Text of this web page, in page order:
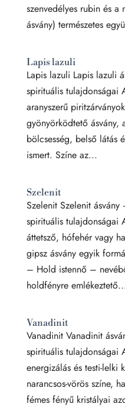
szenvedélyes rubin és
ásvány) természetes
Lapis lazuli
Lapis lazuli Lapis lazuli
spirituális tulajdonságai
aranyszerű
gyönyörködtető ásvány,
bölcsesség, belső látás
ismert. Színe az...
Szelenit
Szelenit Szelenit ásvány
spirituális tulajdonságai
áttetsző, hófehér vagy
gipsz ásvány egyik
– Hold istennő –
holdfényre
Vanadinit
Vanadinit Vanadinit
spirituális tulajdonságai
energizálás és testi-lelki
narancsos-vörös színe,
fémes fényű kristályai